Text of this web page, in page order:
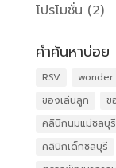
โปรโมชั่น (2)
คำค้นหาบ่อย
RSV
ของเล่นลูก
ข
คลินิกนมแม่ชลบุรี
คลินิกเด็กชลบุรี